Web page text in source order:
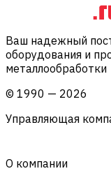
Ваш надежный
оборудования и
металлообработки
© 1990 — 2026
Управляющая
О компании